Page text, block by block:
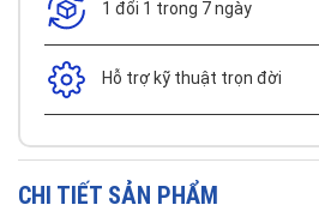
1 đổi 1 trong 7 ngày
Hỗ trợ kỹ thuật trọn đời
CHI TIẾT SẢN PHẨM